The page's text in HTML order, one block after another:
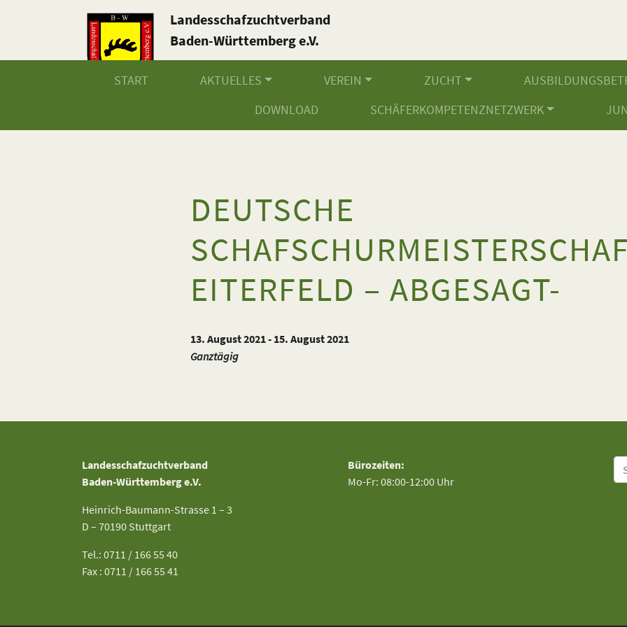
Landesschafzuchtverband
Baden-Württemberg e.V.
START AKTUELLES VEREIN ZUCHT
DOWNLOAD
SCHÄFERKOMPETENZNETZWERK
DEUTSCHE
EITERFELD – ABGESAGT-
13. August 2021 - 15. August 2021
Ganztägig
Landesschafzuchtverband
Baden-Württemberg e.V.
Heinrich-Baumann-Strasse 1 – 3
D – 70190 Stuttgart
Tel.: 0711 / 166 55 40
Fax : 0711 / 166 55 41
Bürozeiten:
Mo-Fr: 08:00-12:00 Uhr